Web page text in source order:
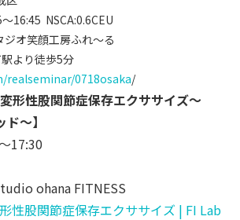
〜16:45 NSCA:0.6CEU
オ笑顔工房ふれ〜る
駅より徒歩5分
realseminar/0718osaka/
形性股関節症保存エクササイズ～
～】
17:30
ohana FITNESS
性股関節症保存エクササイズ | FI Lab